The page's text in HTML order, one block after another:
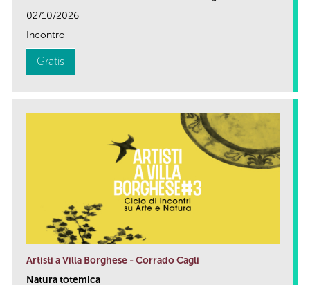
02/10/2026
Incontro
Gratis
Artisti a Villa Borghese - Corrado Cagli
Natura totemica